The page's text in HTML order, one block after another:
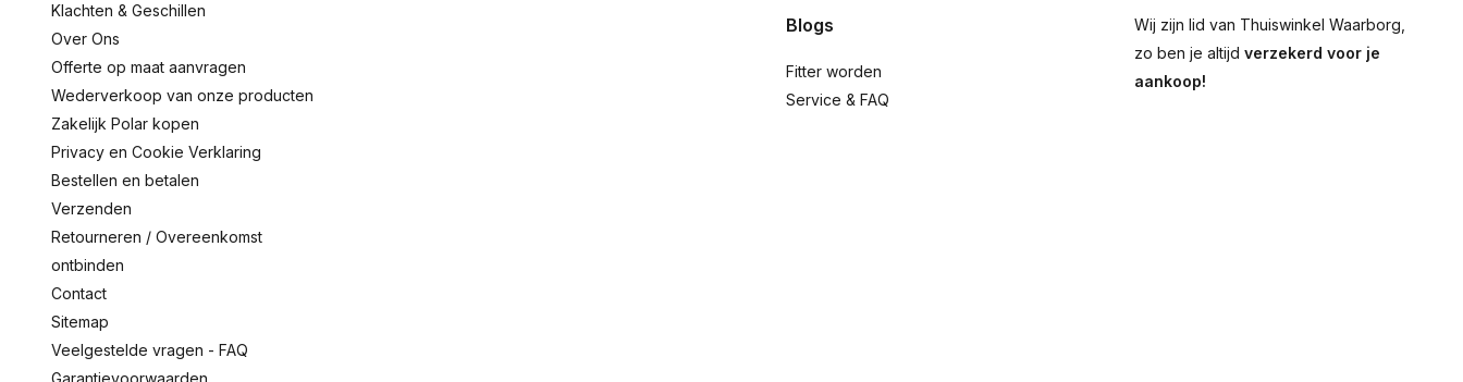
Klachten & Geschillen
Over Ons
Offerte op maat aanvragen
Wederverkoop van onze producten
Zakelijk Polar kopen
Privacy en Cookie Verklaring
Bestellen en betalen
Verzenden
Retourneren / Overeenkomst
ontbinden
Contact
Sitemap
Veelgestelde vragen - FAQ
Garantievoorwaarden
Blogs
Fitter worden
Service & FAQ
Wij zijn lid van Thuiswinkel Waarborg,
zo ben je altijd verzekerd voor je
aankoop!